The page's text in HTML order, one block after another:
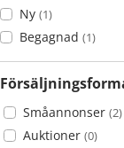
Ny (1)
Begagnad (1)
Småannonser (2)
Auktioner (0)